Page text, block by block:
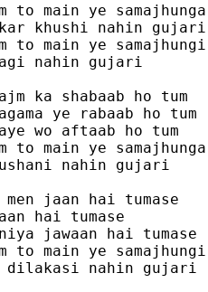
to main ye samajhunga
khushi nahin gujari
to main ye samajhungi
nahin gujari
ka shabaab ho tum
ye rabaab ho tum
wo aftaab ho tum
to main ye samajhunga
nahin gujari
jaan hai tumase
hai tumase
jawaan hai tumase
to main ye samajhungi
dilakasi nahin gujari